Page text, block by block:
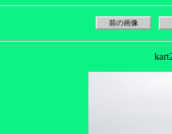
前の画像